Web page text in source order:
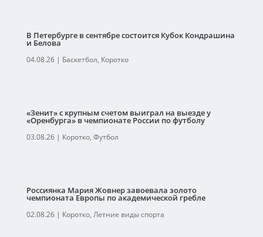
В Петербурге в сентябре состоится Кубок Кондрашина
и Белова
04.08.26| Баскетбол, Коротко
«Зенит» с крупным счетом выиграл на выезде у
«Оренбурга» в чемпионате России по футболу
03.08.26| Коротко, Футбол
Россиянка Мария Жовнер завоевала золото
чемпионата Европы по академической гребле
02.08.26| Коротко, Летние виды спорта